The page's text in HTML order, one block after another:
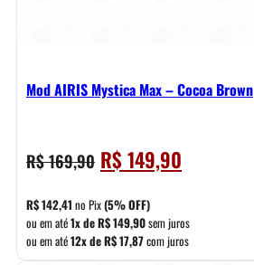
Mod AIRIS Mystica Max – Cocoa Brown
R$169,90 O
preço
original
era:
R$ 169,90.
R$149,90
preço
é:
R$ 149,90.
R$142,41 no Pix(5% OFF)
ou em até1x deR$149,90sem juros
ou em até12x deR$17,87com juros